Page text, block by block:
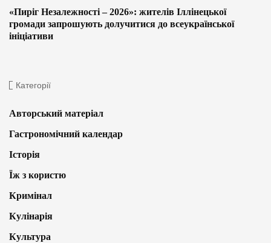
«Пиріг Незалежності – 2026»: жителів Іллінецької
громади запрошують долучитися до всеукраїнської
ініціативи
Категорії
Авторський матеріал
Гастрономічний календар
Історія
Їж з користю
Кримінал
Кулінарія
Культура